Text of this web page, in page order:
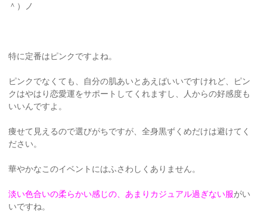
＾）ノ
特に定番はピンクですよね。
ピンクでなくても、自分の肌あいとあえばいいですけれど、ピン
クはやはり恋愛運をサポートしてくれますし、人からの好感度も
いいんですよ。
痩せて見えるので選びがちですが、全身黒ずくめだけは避けてく
ださい。
華やかなこのイベントにはふさわしくありません。
淡い色合いの柔らかい感じの、あまりカジュアル過ぎない服がい
いですね。